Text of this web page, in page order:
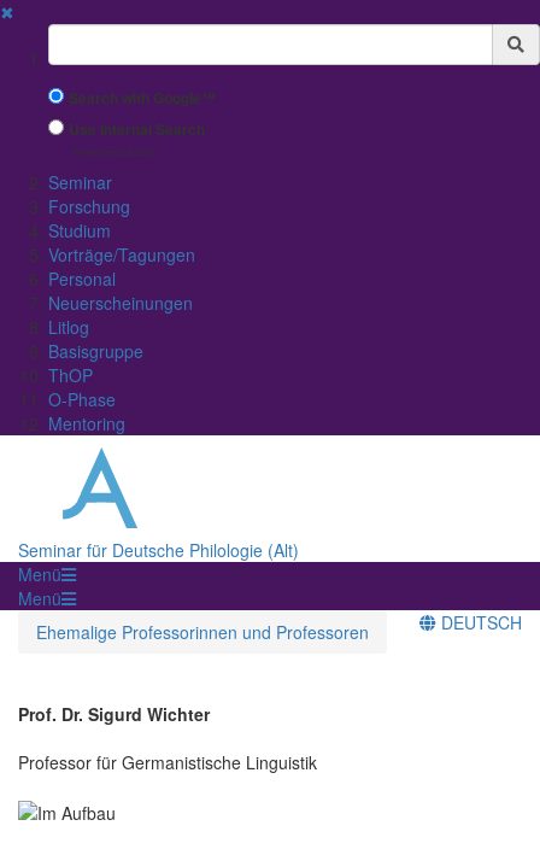
✖
Suchbegriff
Search with Google™
Use Internal Search
(limited result quality)
Seminar
Forschung
Studium
Vorträge/Tagungen
Personal
Neuerscheinungen
Litlog
Basisgruppe
ThOP
O-Phase
Mentoring
Seminar für Deutsche Philologie (Alt)
Menü
Menü
Ehemalige Professorinnen und Professoren
DEUTSCH
Prof. Dr. Sigurd Wichter
Professor für Germanistische Linguistik